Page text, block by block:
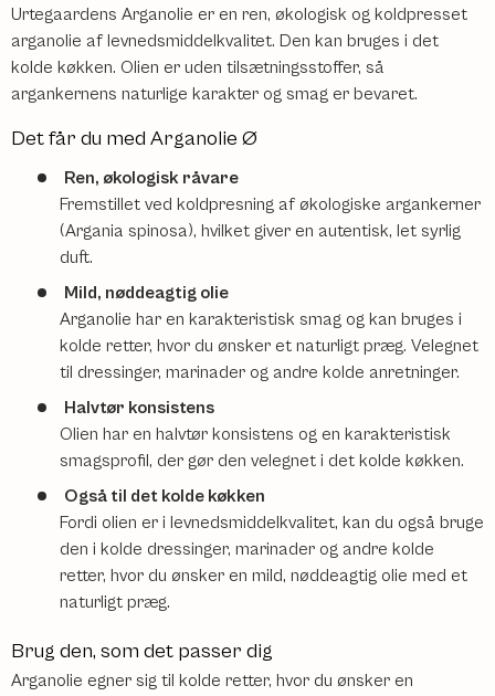
Urtegaardens Arganolie er en ren, økologisk og koldpresset
arganolie af levnedsmiddelkvalitet. Den kan bruges i det
kolde køkken. Olien er uden tilsætningsstoffer, så
argankernens naturlige karakter og smag er bevaret.
Det får du med Arganolie Ø
Ren, økologisk råvare
Fremstillet ved koldpresning af økologiske argankerner
(Argania spinosa), hvilket giver en autentisk, let syrlig
duft.
Mild, nøddeagtig olie
Arganolie har en karakteristisk smag og kan bruges i
kolde retter, hvor du ønsker et naturligt præg. Velegnet
til dressinger, marinader og andre kolde anretninger.
Halvtør konsistens
Olien har en halvtør konsistens og en karakteristisk
smagsprofil, der gør den velegnet i det kolde køkken.
Også til det kolde køkken
Fordi olien er i levnedsmiddelkvalitet, kan du også bruge
den i kolde dressinger, marinader og andre kolde
retter, hvor du ønsker en mild, nøddeagtig olie med et
naturligt præg.
Brug den, som det passer dig
Arganolie egner sig til kolde retter, hvor du ønsker en